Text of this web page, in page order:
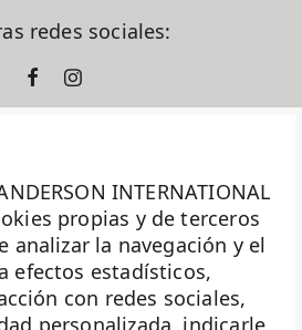
INTERNATIONAL
propias y de terceros
analizar la navegación y el
efectos estadísticos,
con redes sociales,
personalizada, indicarle
solidaria
España
redes sociales:
España - Hospiten es
Española de Fundaciones